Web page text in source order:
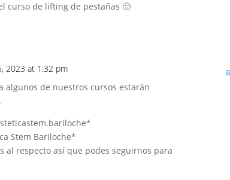
curso de lifting de pestañas 🙂
2023 at 1:32 pm
algunos de nuestros cursos estarán
Stem Bariloche*
al respecto así que podes seguirnos para